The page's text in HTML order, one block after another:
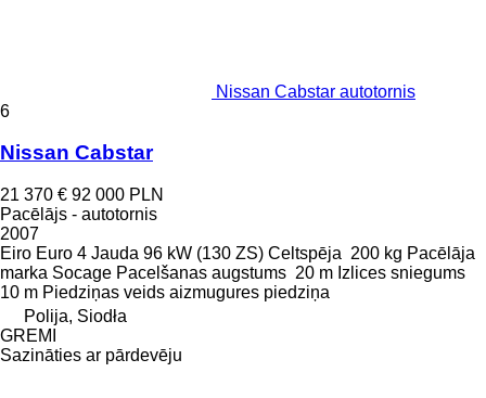
Nissan Cabstar autotornis
6
Nissan Cabstar
21 370 € 92 000 PLN
Pacēlājs - autotornis
2007
Eiro Euro 4 Jauda 96 kW (130 ZS) Celtspēja 200 kg Pacēlāja
marka Socage Pacelšanas augstums 20 m Izlices sniegums
10 m Piedziņas veids aizmugures piedziņa
Polija, Siodła
GREMI
Sazināties ar pārdevēju